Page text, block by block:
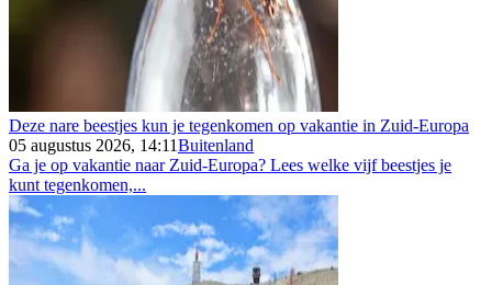
Deze nare beestjes kun je tegenkomen op vakantie in Zuid-Europa
05 augustus 2026, 14:11Buitenland
Ga je op vakantie naar Zuid-Europa? Lees welke vijf beestjes je
kunt tegenkomen,...